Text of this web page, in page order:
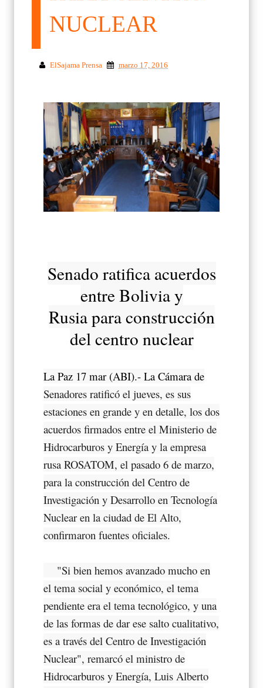
NUCLEAR
ElSajama Prensa marzo 17, 2016
Senado ratifica acuerdos
entre Bolivia y
Rusia para construcción
del centro nuclear
La Paz 17 mar (ABI).- La Cámara de
Senadores ratificó el jueves, es sus
estaciones en grande y en detalle, los dos
acuerdos firmados entre el Ministerio de
Hidrocarburos y Energía y la empresa
rusa ROSATOM, el pasado 6 de marzo,
para la construcción del Centro de
Investigación y Desarrollo en Tecnología
Nuclear en la ciudad de El Alto,
confirmaron fuentes oficiales.
"Si bien hemos avanzado mucho en
el tema social y económico, el tema
pendiente era el tema tecnológico, y una
de las formas de dar ese salto cualitativo,
es a través del Centro de Investigación
Nuclear", remarcó el ministro de
Hidrocarburos y Energía, Luis Alberto